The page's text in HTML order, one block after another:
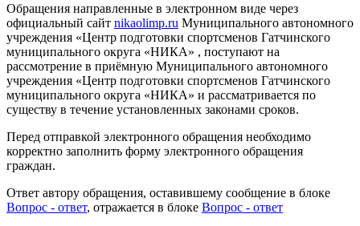
Обращения направленные в электронном виде через
официальный сайт nikaolimp.ru Муниципального автономного
учреждения «Центр подготовки спортсменов Гатчинского
муниципального округа «НИКА» , поступают на
рассмотрение в приёмную Муниципального автономного
учреждения «Центр подготовки спортсменов Гатчинского
муниципального округа «НИКА» и рассматривается по
существу в течение установленных законами сроков.
Перед отправкой электронного обращения необходимо
корректно заполнить форму электронного обращения
граждан.
Ответ автору обращения, оставившему сообщение в блоке
Вопрос - ответ, отражается в блоке Вопрос - ответ